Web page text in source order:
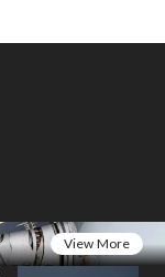
View More